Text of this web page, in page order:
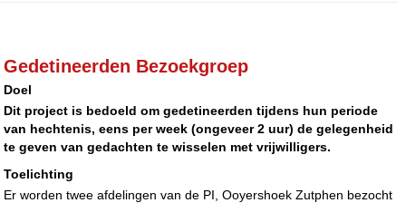
Gedetineerden Bezoekgroep
Doel
Dit project is bedoeld om gedetineerden tijdens hun periode
van hechtenis, eens per week (ongeveer 2 uur) de gelegenheid
te geven van gedachten te wisselen met vrijwilligers.
Toelichting
Er worden twee afdelingen van de PI, Ooyershoek Zutphen bezocht